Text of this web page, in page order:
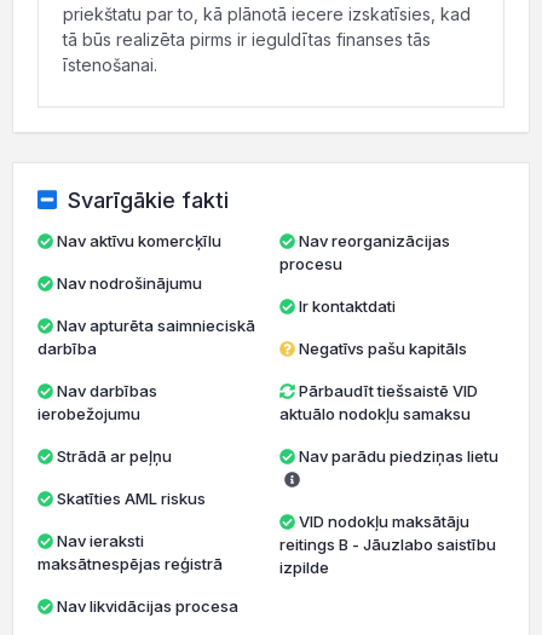
priekštatu par to, kā plānotā iecere izskatīsies, kad
tā būs realizēta pirms ir ieguldītas finanses tās
īstenošanai.
Svarīgākie fakti
Nav aktīvu komercķīlu
Nav nodrošinājumu
darbība
ierobežojumu
Strādā ar peļņu
Skatīties AML riskus
maksātnespējas reģistrā
Nav likvidācijas procesa
Nav reorganizācijas
procesu
Ir kontaktdati
Negatīvs pašu kapitāls
Pārbaudīt tiešsaistē VID
aktuālo nodokļu samaksu
Nav parādu piedziņas lietu
VID nodokļu maksātāju
reitings B - Jāuzlabo saistību
izpilde